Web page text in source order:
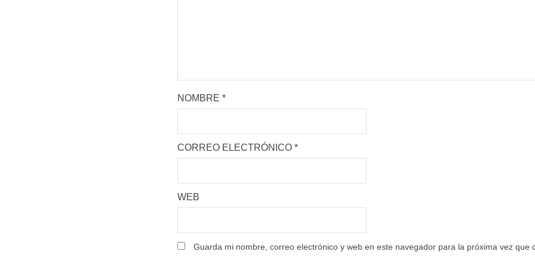
NOMBRE *
CORREO ELECTRÓNICO *
WEB
Guarda mi nombre, correo electrónico y web en este navegador para la próxima vez que